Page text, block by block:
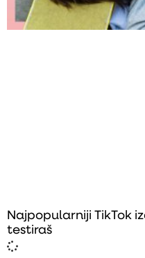
Najpopularniji TikTok
testiraš